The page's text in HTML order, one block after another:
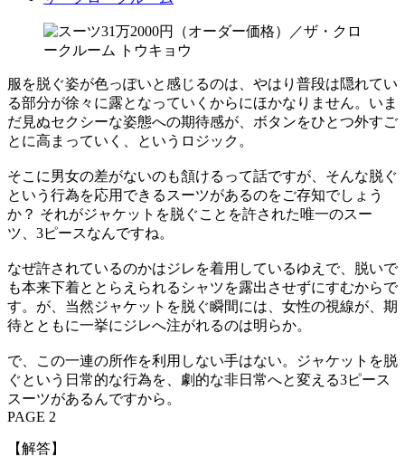
服を脱ぐ姿が色っぽいと感じるのは、やはり普段は隠れてい
る部分が徐々に露となっていくからにほかなりません。いま
だ見ぬセクシーな姿態への期待感が、ボタンをひとつ外すご
とに高まっていく、というロジック。
そこに男女の差がないのも頷けるって話ですが、そんな脱ぐ
という行為を応用できるスーツがあるのをご存知でしょう
か？ それがジャケットを脱ぐことを許された唯一のスー
ツ、3ピースなんですね。
なぜ許されているのかはジレを着用しているゆえで、脱いで
も本来下着ととらえられるシャツを露出させずにすむからで
す。が、当然ジャケットを脱ぐ瞬間には、女性の視線が、期
待とともに一挙にジレへ注がれるのは明らか。
で、この一連の所作を利用しない手はない。ジャケットを脱
ぐという日常的な行為を、劇的な非日常へと変える3ピース
スーツがあるんですから。
PAGE 2
【解答】